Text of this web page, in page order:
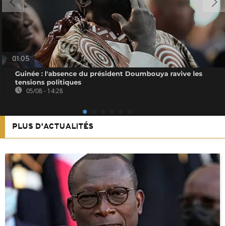
01:05
Guinée : l'absence du président Doumbouya ravive les
tensions politiques
05/08 - 14:28
PLUS D'ACTUALITÉS